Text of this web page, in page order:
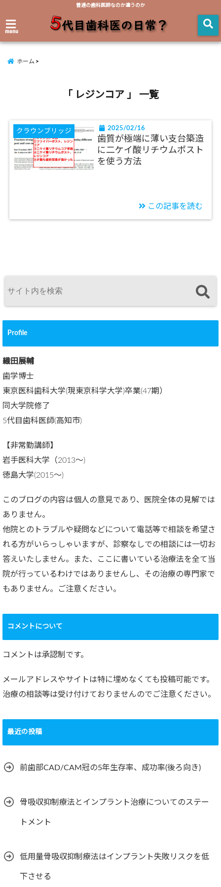
普通の歯科医師なのか違うのか
menu
ホーム
「 レジンコア 」 一覧
クラウンブリッジ 2025/02/16
歯質が極端に薄い支台築造
に二ケイ酸リチウムポスト
を使う方法
この記事を読む
Profile
織田展輔
歯学博士
東京医科歯科大学(現東京科学大学)卒業(47期）
同大学院修了
5代目歯科医師(高知市)
【非常勤講師】
岩手医科大学（2013～)
徳島大学(2015～)
このブログの内容は個人の意見であり、医院全体の見解では
ありません。
他院とのトラブルや疑問などについて電話等で相談を希望さ
れる方がいらっしゃいますが、診察なしでの相談には一切お
答えいたしません。また、ここに書いている治療法を全て当
院が行っているわけではありませんし、その治療の専門家で
もありません。ご注意ください。
コメントについて
コメントは承認制です。
メールアドレスやサイトは特に埋めなくても投稿可能です。
治療の相談等は受け付けておりませんのでご注意ください。
最近の投稿
前歯部CAD/CAM冠の5年生存率、成功率(後ろ向き)
骨吸収抑制療法とインプラント治療についてのステー
トメント
低用量骨吸収抑制療法はインプラント失敗リスクを低
下させる